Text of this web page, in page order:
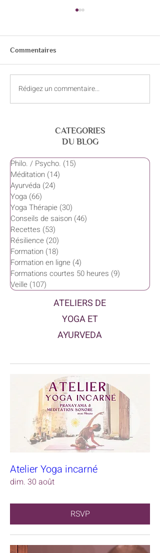
Juin – Vivre de joie et de
Commentaires
Rédigez un commentaire...
CATEGORIES
DU BLOG
Philo. / Psycho. (15)
Méditation (14)
Ayurvéda (24)
Yoga (66)
Yoga Thérapie (30)
Conseils de saison (46)
Recettes (53)
Résilience (20)
Formation (18)
Formation en ligne (4)
Formations courtes 50 heures (9)
Veille (107)
ATELIERS DE
YOGA ET
AYURVEDA
Atelier Yoga incarné
dim. 30 août
RSVP